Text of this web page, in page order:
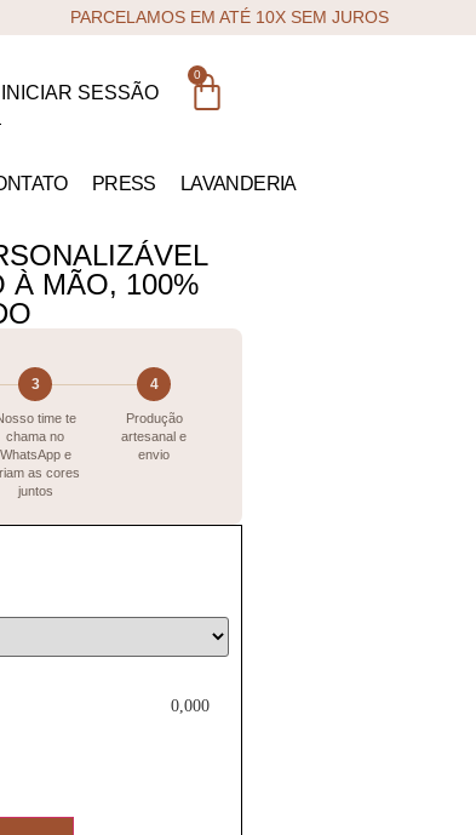
PARCELAMOS EM ATÉ 10X SEM JUROS
INICIAR SESSÃO
0
PRESS LAVANDERIA
À MÃO, 100%
3
time te
chama no
WhatsApp e
as cores
juntos
4
Produção
artesanal e
envio
0,000